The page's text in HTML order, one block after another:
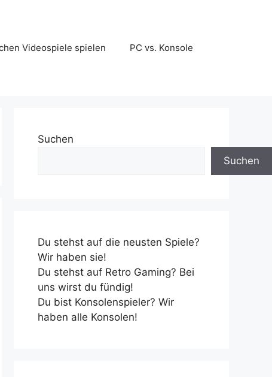
Videospiele spielen PC vs. Konsole
Suchen
Suchen
Du stehst auf die neusten Spiele?
Wir haben sie!
Du stehst auf Retro Gaming? Bei
uns wirst du fündig!
Du bist Konsolenspieler? Wir
haben alle Konsolen!